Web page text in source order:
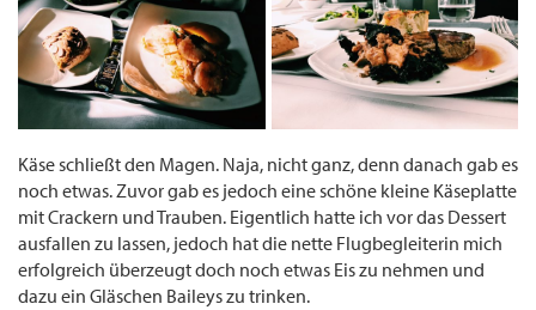
Käse schließt den Magen. Naja, nicht ganz, denn danach gab es
noch etwas. Zuvor gab es jedoch eine schöne kleine Käseplatte
mit Crackern und Trauben. Eigentlich hatte ich vor das Dessert
ausfallen zu lassen, jedoch hat die nette Flugbegleiterin mich
erfolgreich überzeugt doch noch etwas Eis zu nehmen und
dazu ein Gläschen Baileys zu trinken.